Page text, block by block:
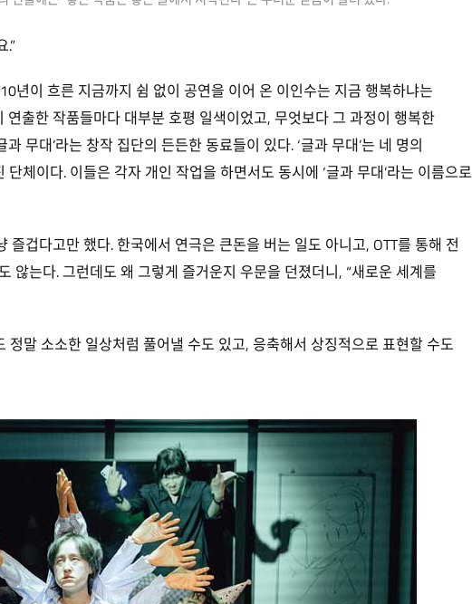
.”
년이 흐른 지금까지 쉼 없이 공연을 이어 온 이인수는 지금 행복하냐는
출한 작품들마다 대부분 호평 일색이었고, 무엇보다 그 과정이 행복한
무대’라는 창작 집단의 든든한 동료들이 있다. ‘글과 무대’는 네 명의
체이다. 이들은 각자 개인 작업을 하면서도 동시에 ‘글과 무대’라는 이름으로
겁다고만 했다. 한국에서 연극은 큰돈을 버는 일도 아니고, OTT를 통해 전
않는다. 그런데도 왜 그렇게 즐거운지 우문을 던졌더니, “새로운 세계를
말 소소한 일상처럼 풀어낼 수도 있고, 응축해서 상징적으로 표현할 수도